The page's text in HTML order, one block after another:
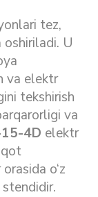
tez,
U
va elektr
tekshirish
va
4D elektr
o‘z
stendidir.